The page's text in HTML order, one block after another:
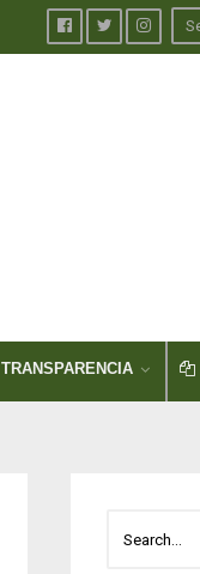
TRANSPARENCIA